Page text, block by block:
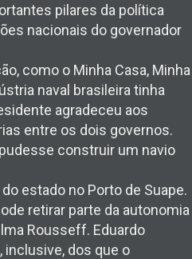
pilares da política
nacionais do governador
como o Minha Casa, Minha
naval brasileira tinha
agradeceu aos
entre os dois governos.
construir um navio
estado no Porto de Suape.
retirar parte da autonomia
Rousseff. Eduardo
inclusive, dos que o